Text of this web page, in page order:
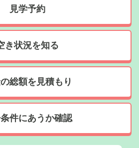
見学予約
き状況を知る
総額を見積もり
件にあうか確認